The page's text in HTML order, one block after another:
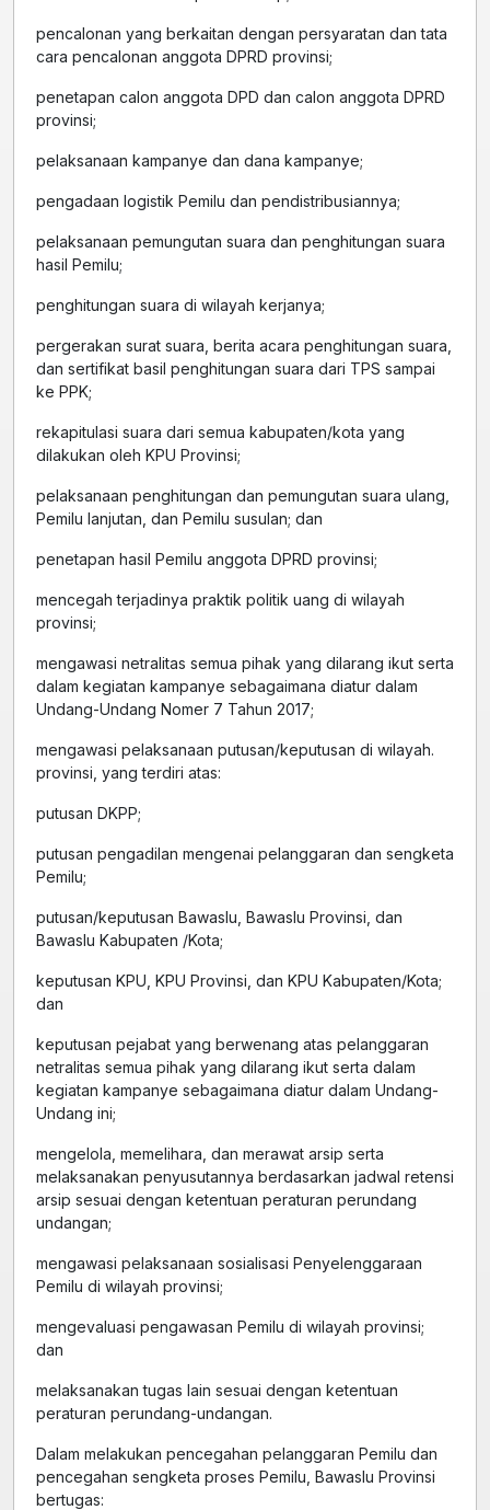
pencalonan yang berkaitan dengan persyaratan dan tata
cara pencalonan anggota DPRD provinsi;
penetapan calon anggota DPD dan calon anggota DPRD
provinsi;
pelaksanaan kampanye dan dana kampanye;
pengadaan logistik Pemilu dan pendistribusiannya;
pelaksanaan pemungutan suara dan penghitungan suara
hasil Pemilu;
penghitungan suara di wilayah kerjanya;
pergerakan surat suara, berita acara penghitungan suara,
dan sertifikat basil penghitungan suara dari TPS sampai
ke PPK;
rekapitulasi suara dari semua kabupaten/kota yang
dilakukan oleh KPU Provinsi;
pelaksanaan penghitungan dan pemungutan suara ulang,
Pemilu lanjutan, dan Pemilu susulan; dan
penetapan hasil Pemilu anggota DPRD provinsi;
mencegah terjadinya praktik politik uang di wilayah
provinsi;
mengawasi netralitas semua pihak yang dilarang ikut serta
dalam kegiatan kampanye sebagaimana diatur dalam
Undang-Undang Nomer 7 Tahun 2017;
mengawasi pelaksanaan putusan/keputusan di wilayah.
provinsi, yang terdiri atas:
putusan DKPP;
putusan pengadilan mengenai pelanggaran dan sengketa
Pemilu;
putusan/keputusan Bawaslu, Bawaslu Provinsi, dan
Bawaslu Kabupaten /Kota;
keputusan KPU, KPU Provinsi, dan KPU Kabupaten/Kota;
dan
keputusan pejabat yang berwenang atas pelanggaran
netralitas semua pihak yang dilarang ikut serta dalam
kegiatan kampanye sebagaimana diatur dalam Undang-
Undang ini;
mengelola, memelihara, dan merawat arsip serta
melaksanakan penyusutannya berdasarkan jadwal retensi
arsip sesuai dengan ketentuan peraturan perundang
undangan;
mengawasi pelaksanaan sosialisasi Penyelenggaraan
Pemilu di wilayah provinsi;
mengevaluasi pengawasan Pemilu di wilayah provinsi;
dan
melaksanakan tugas lain sesuai dengan ketentuan
peraturan perundang-undangan.
Dalam melakukan pencegahan pelanggaran Pemilu dan
pencegahan sengketa proses Pemilu, Bawaslu Provinsi
bertugas: